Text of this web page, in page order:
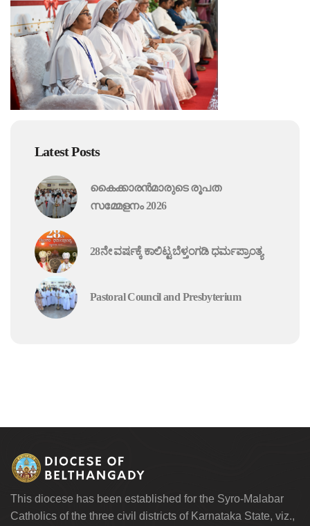
Latest Posts
കൈക്കാരൻമാരുടെ രൂപത
സമ്മേളനം 2026
28ನೇ ವರ್ಷಕ್ಕೆ ಕಾಲಿಟ್ಟ ಬೆಳ್ತಂಗಡಿ ಧರ್ಮಪ್ರಾಂತ್ಯ
Pastoral Council and Presbyterium
This diocese has been established for the Syro-Malabar
Catholics of the three civil districts of Karnataka State, viz.,